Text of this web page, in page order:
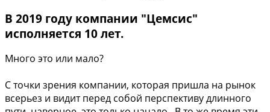
В 2019 году компании "Цемсис"
исполняется 10 лет.
Много это или мало?
С точки зрения компании, которая пришла на рынок
всерьез и видит перед собой перспективу длинного